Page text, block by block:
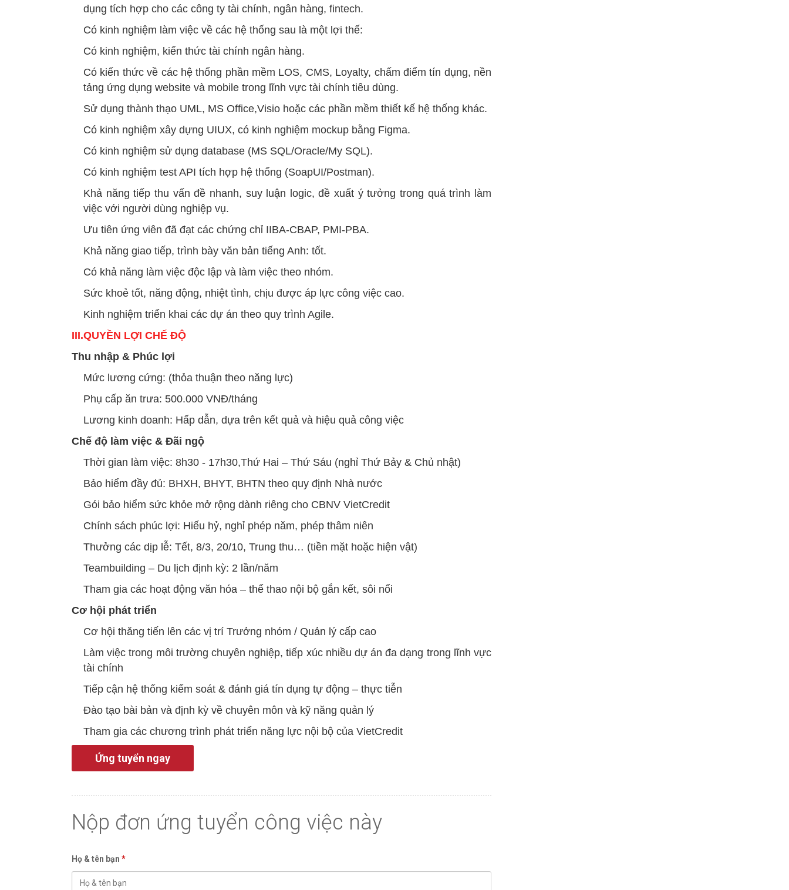
dụng tích hợp cho các công ty tài chính, ngân hàng, fintech.
Có kinh nghiệm làm việc về các hệ thống sau là một lợi thế:
Có kinh nghiệm, kiến thức tài chính ngân hàng.
Có kiến thức về các hệ thống phần mềm LOS, CMS, Loyalty, chấm điểm tín dụng, nền
tảng ứng dụng website và mobile trong lĩnh vực tài chính tiêu dùng.
Sử dụng thành thạo UML, MS Office,Visio hoặc các phần mềm thiết kế hệ thống khác.
Có kinh nghiệm xây dựng UIUX, có kinh nghiệm mockup bằng Figma.
Có kinh nghiệm sử dụng database (MS SQL/Oracle/My SQL).
Có kinh nghiệm test API tích hợp hệ thống (SoapUI/Postman).
Khả năng tiếp thu vấn đề nhanh, suy luận logic, đề xuất ý tưởng trong quá trình làm
việc với người dùng nghiệp vụ.
Ưu tiên ứng viên đã đạt các chứng chỉ IIBA-CBAP, PMI-PBA.
Khả năng giao tiếp, trình bày văn bản tiếng Anh: tốt.
Có khả năng làm việc độc lập và làm việc theo nhóm.
Sức khoẻ tốt, năng động, nhiệt tình, chịu được áp lực công việc cao.
Kinh nghiệm triển khai các dự án theo quy trình Agile.
III.QUYỀN LỢI CHẾ ĐỘ
Thu nhập & Phúc lợi
Mức lương cứng: (thỏa thuận theo năng lực)
Phụ cấp ăn trưa: 500.000 VNĐ/tháng
Lương kinh doanh: Hấp dẫn, dựa trên kết quả và hiệu quả công việc
Chế độ làm việc & Đãi ngộ
Thời gian làm việc: 8h30 - 17h30,Thứ Hai – Thứ Sáu (nghỉ Thứ Bảy & Chủ nhật)
Bảo hiểm đầy đủ: BHXH, BHYT, BHTN theo quy định Nhà nước
Gói bảo hiểm sức khỏe mở rộng dành riêng cho CBNV VietCredit
Chính sách phúc lợi: Hiếu hỷ, nghỉ phép năm, phép thâm niên
Thưởng các dịp lễ: Tết, 8/3, 20/10, Trung thu… (tiền mặt hoặc hiện vật)
Teambuilding – Du lịch định kỳ: 2 lần/năm
Tham gia các hoạt động văn hóa – thể thao nội bộ gắn kết, sôi nổi
Cơ hội phát triển
Cơ hội thăng tiến lên các vị trí Trưởng nhóm / Quản lý cấp cao
Làm việc trong môi trường chuyên nghiệp, tiếp xúc nhiều dự án đa dạng trong lĩnh vực
tài chính
Tiếp cận hệ thống kiểm soát & đánh giá tín dụng tự động – thực tiễn
Đào tạo bài bản và định kỳ về chuyên môn và kỹ năng quản lý
Tham gia các chương trình phát triển năng lực nội bộ của VietCredit
Ứng tuyển ngay
Nộp đơn ứng tuyển công việc này
Họ & tên bạn *